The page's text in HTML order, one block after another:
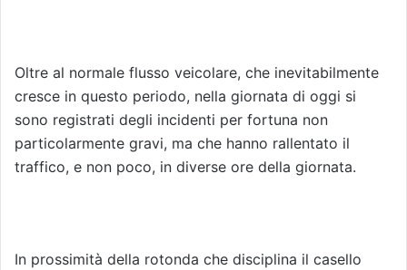
Oltre al normale flusso veicolare, che inevitabilmente
cresce in questo periodo, nella giornata di oggi si
sono registrati degli incidenti per fortuna non
particolarmente gravi, ma che hanno rallentato il
traffico, e non poco, in diverse ore della giornata.
In prossimità della rotonda che disciplina il casello